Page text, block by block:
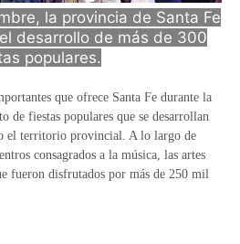
la provincia de Santa Fe
desarrollo de más de 300
populares.
que ofrece Santa Fe durante la
de fiestas populares que se desarrollan
el territorio provincial. A lo largo de
consagrados a la música, las artes
fueron disfrutados por más de 250 mil